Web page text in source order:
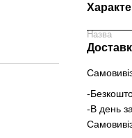
Назва
-
-В день